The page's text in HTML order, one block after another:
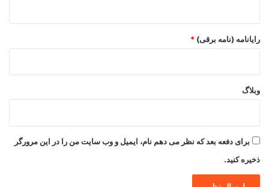
رایانامه (نامه برقی) *
وبلاگ
برای دفعه بعد که نظر می دهم نام، ایمیل و وب سایت من را در این مرورگر
ذخیره کنید.